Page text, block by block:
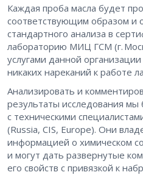
Каждая проба масла будет
соответствующим образом и
стандартного анализа в
лабораторию МИЦ ГСМ (г.
услугами данной
никаких нареканий к работе
Анализировать и
результаты исследования мы
с техническими
(Russia, CIS, Europe). Они
информацией о химическом
и могут дать развернутые
его свойств с привязкой к